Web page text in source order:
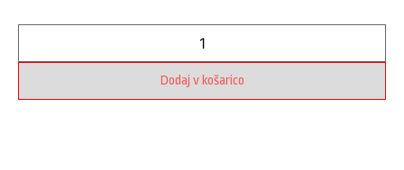
Dodaj v košarico